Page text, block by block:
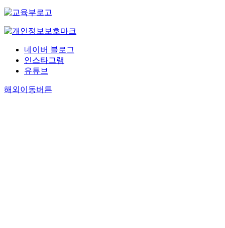
네이버 블로그
인스타그램
유튜브
해외이동버튼